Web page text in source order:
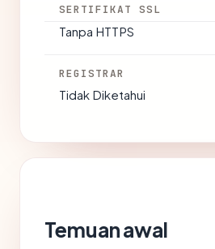
SERTIFIKAT SSL
Tanpa HTTPS
REGISTRAR
Tidak Diketahui
Temuan awal